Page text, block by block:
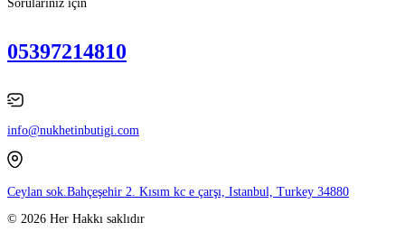
Sorularınız için
05397214810
info@nukhetinbutigi.com
Ceylan sok.Bahçeşehir 2. Kısım kc e çarşı, Istanbul, Turkey 34880
© 2026 Her Hakkı saklıdır